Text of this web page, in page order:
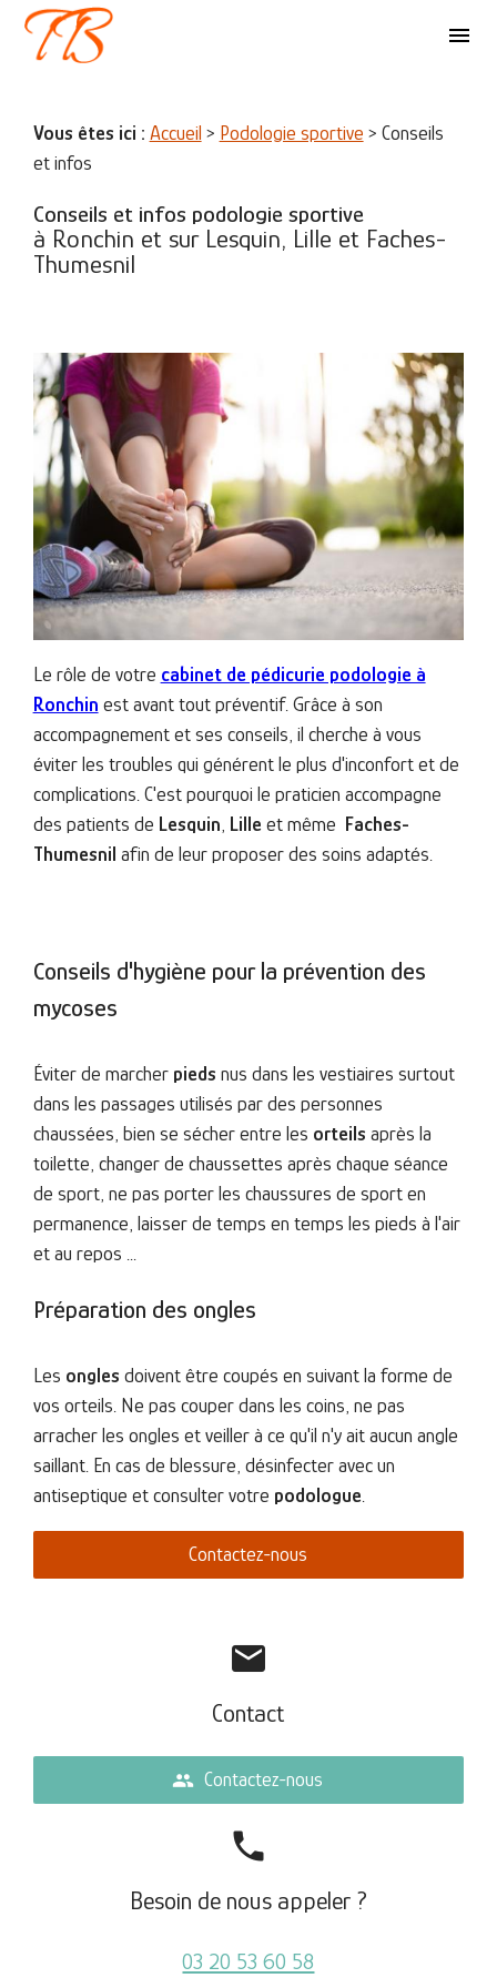
menu
Vous êtes ici : Accueil > Podologie sportive > Conseils
et infos
Conseils et infos podologie sportive
à Ronchin et sur Lesquin, Lille et Faches-
Thumesnil
Le rôle de votre cabinet de pédicurie podologie à
Ronchin est avant tout préventif. Grâce à son
accompagnement et ses conseils, il cherche à vous
éviter les troubles qui générent le plus d'inconfort et de
complications. C'est pourquoi le praticien accompagne
des patients de Lesquin, Lille et même Faches-
Thumesnil afin de leur proposer des soins adaptés.
Conseils d'hygiène pour la prévention des
mycoses
Éviter de marcher pieds nus dans les vestiaires surtout
dans les passages utilisés par des personnes
chaussées, bien se sécher entre les orteils après la
toilette, changer de chaussettes après chaque séance
de sport, ne pas porter les chaussures de sport en
permanence, laisser de temps en temps les pieds à l'air
et au repos ...
Préparation des ongles
Les ongles doivent être coupés en suivant la forme de
vos orteils. Ne pas couper dans les coins, ne pas
arracher les ongles et veiller à ce qu'il n'y ait aucun angle
saillant. En cas de blessure, désinfecter avec un
antiseptique et consulter votre podologue
Contactez-nous
mail
Contact
people Contactez-nous
phone
Besoin de nous appeler ?
03 20 53 60 58
Panneau de gestion des cookies